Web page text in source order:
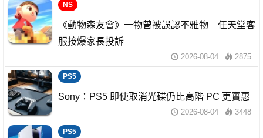
NS
《動物森友會》一物曾被誤認不雅物 任天堂客
服接爆家長投訴
2026-08-04 2875
PS5
Sony：PS5 即使取消光碟仍比高階 PC 更實惠
2026-08-04 3448
PS5